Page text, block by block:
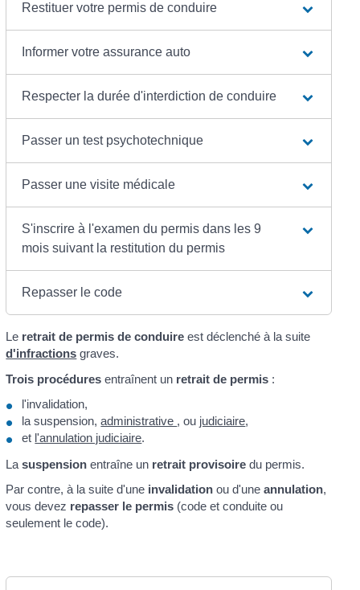
Restituer votre permis de conduire
Informer votre assurance auto
Respecter la durée d'interdiction de conduire
Passer un test psychotechnique
Passer une visite médicale
S'inscrire à l'examen du permis dans les 9
mois suivant la restitution du permis
Repasser le code
Le retrait de permis de conduire est déclenché à la suite
d'infractions graves.
Trois procédures entraînent un retrait de permis :
l'invalidation,
la suspension,administrative , ou judiciaire,
et l'annulation judiciaire.
Lasuspension entraîne un retrait provisoire du permis.
Par contre, à la suite d'une invalidation ou d'uneannulation,
vous devez repasser le permis (code et conduite ou
seulement le code).